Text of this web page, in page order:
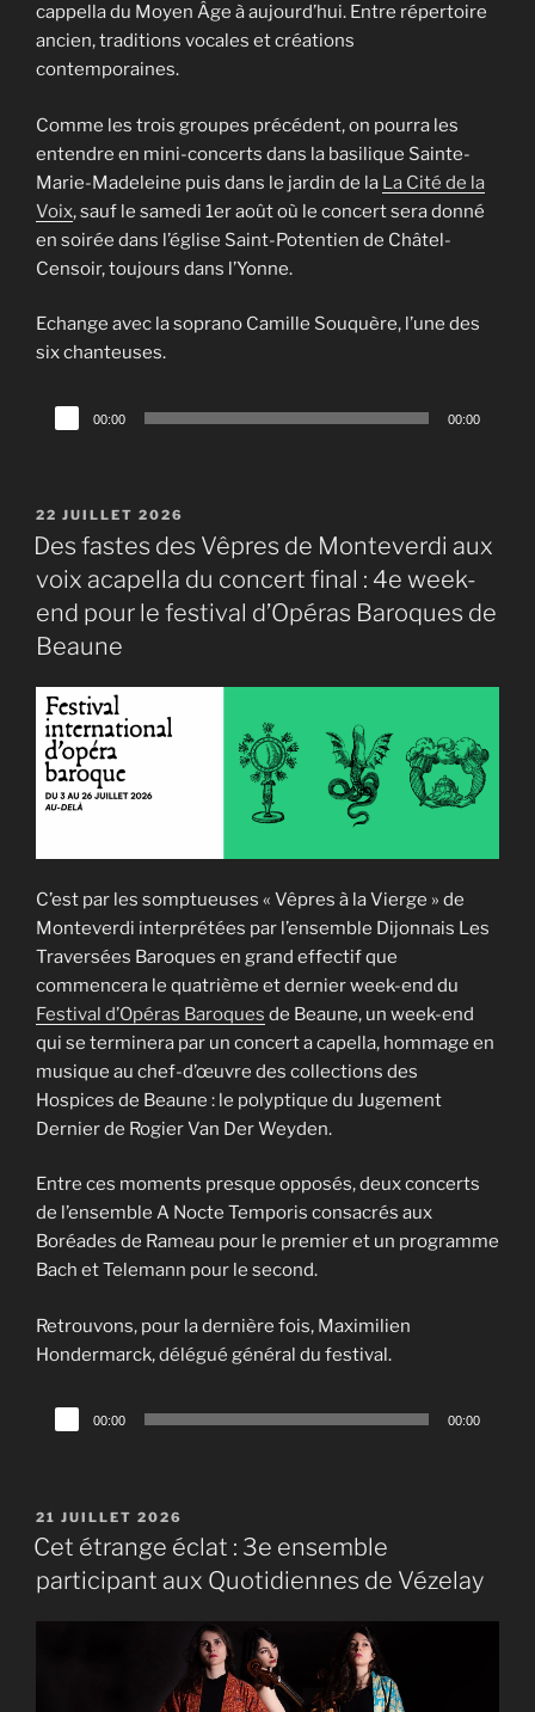
cappella du Moyen Âge à aujourd’hui. Entre répertoire
ancien, traditions vocales et créations
contemporaines.
Comme les trois groupes précédent, on pourra les
entendre en mini-concerts dans la basilique Sainte-
Marie-Madeleine puis dans le jardin de la La Cité de la
Voix, sauf le samedi 1er août où le concert sera donné
en soirée dans l’église Saint-Potentien de Châtel-
Censoir, toujours dans l’Yonne.
Echange avec la soprano Camille Souquère, l’une des
six chanteuses.
Lecteur
audio
00:00 00:00
PUBLIÉ
LE
22 JUILLET 2026
Des fastes des Vêpres de Monteverdi aux
voix acapella du concert final : 4e week-
end pour le festival d’Opéras Baroques de
Beaune
C’est par les somptueuses « Vêpres à la Vierge » de
Monteverdi interprétées par l’ensemble Dijonnais Les
Traversées Baroques en grand effectif que
commencera le quatrième et dernier week-end du
Festival d’Opéras Baroques de Beaune, un week-end
qui se terminera par un concert a capella, hommage en
musique au chef-d’œuvre des collections des
Hospices de Beaune : le polyptique du Jugement
Dernier de Rogier Van Der Weyden.
Entre ces moments presque opposés, deux concerts
de l’ensemble A Nocte Temporis consacrés aux
Boréades de Rameau pour le premier et un programme
Bach et Telemann pour le second.
Retrouvons, pour la dernière fois, Maximilien
Hondermarck, délégué général du festival.
Lecteur
audio
00:00 00:00
PUBLIÉ
LE
21 JUILLET 2026
Cet étrange éclat : 3e ensemble
participant aux Quotidiennes de Vézelay